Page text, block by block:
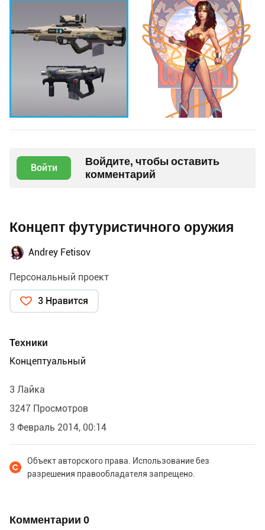
Войти
Войдите, чтобы оставить
комментарий
Концепт футуристичного оружия
Andrey Fetisov
Персональный проект
3 Нравится
Техники
Концептуальный
3 Лайка
3247 Просмотров
3 Февраль 2014, 00:14
Объект авторского права. Использование без
разрешения правообладателя запрещено.
Комментарии 0